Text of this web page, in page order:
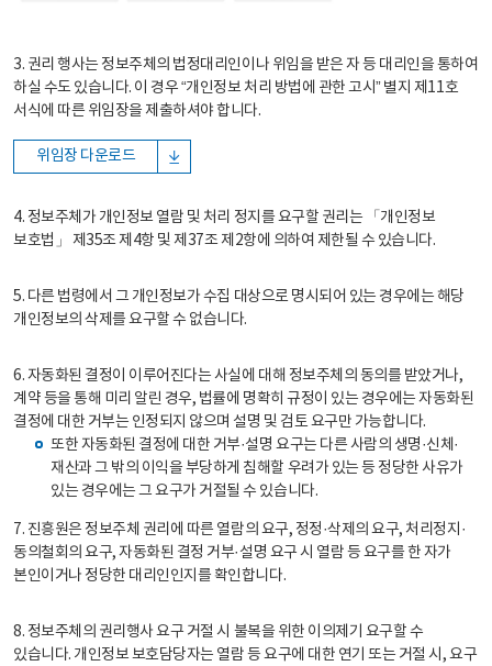
3. 권리 행사는 정보주체의 법정대리인이나 위임을 받은 자 등 대리인을 통하여
하실 수도 있습니다. 이 경우 “개인정보 처리 방법에 관한 고시” 별지 제11호
서식에 따른 위임장을 제출하셔야 합니다.
위임장 다운로드
4. 정보주체가 개인정보 열람 및 처리 정지를 요구할 권리는 「개인정보
보호법」 제35조 제4항 및 제37조 제2항에 의하여 제한될 수 있습니다.
5. 다른 법령에서 그 개인정보가 수집 대상으로 명시되어 있는 경우에는 해당
개인정보의 삭제를 요구할 수 없습니다.
6. 자동화된 결정이 이루어진다는 사실에 대해 정보주체의 동의를 받았거나,
계약 등을 통해 미리 알린 경우, 법률에 명확히 규정이 있는 경우에는 자동화된
결정에 대한 거부는 인정되지 않으며 설명 및 검토 요구만 가능합니다.
또한 자동화된 결정에 대한 거부·설명 요구는 다른 사람의 생명·신체·
재산과 그 밖의 이익을 부당하게 침해할 우려가 있는 등 정당한 사유가
있는 경우에는 그 요구가 거절될 수 있습니다.
7. 진흥원은 정보주체 권리에 따른 열람의 요구, 정정·삭제의 요구, 처리정지·
동의철회의 요구, 자동화된 결정 거부·설명 요구 시 열람 등 요구를 한 자가
본인이거나 정당한 대리인인지를 확인합니다.
8. 정보주체의 권리행사 요구 거절 시 불복을 위한 이의제기 요구할 수
있습니다. 개인정보 보호담당자는 열람 등 요구에 대한 연기 또는 거절 시, 요구